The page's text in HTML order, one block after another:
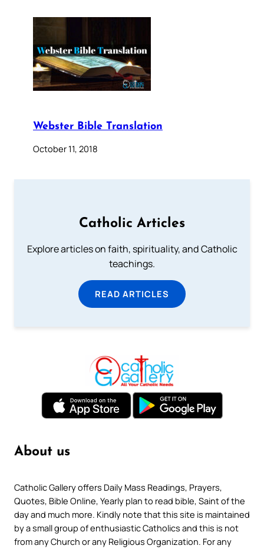
Webster Bible Translation
October 11, 2018
Catholic Articles
Explore articles on faith, spirituality, and Catholic
teachings.
READ ARTICLES
About us
Catholic Gallery offers Daily Mass Readings, Prayers,
Quotes, Bible Online, Yearly plan to read bible, Saint of the
day and much more. Kindly note that this site is maintained
by a small group of enthusiastic Catholics and this is not
from any Church or any Religious Organization. For any